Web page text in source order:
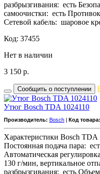
разбрызгивания: есть
самоочистки: есть
Сетевой кабель: шаровое
Код: 37455
Нет в наличии
3 150 р.
Сообщить о поступлении
Утюг Bosch TDA 1024110
Производитель: Bosch | Код товара:
Характеристики Bosch
Постоянная подача пара:
Автоматическая
130 г/мин, вертикальное
разбрызгивания: есть